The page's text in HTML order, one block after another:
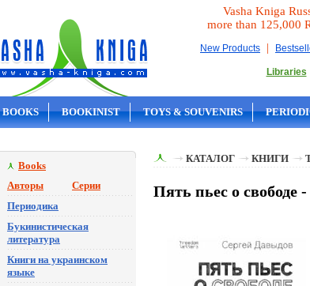
Vasha Kniga
more than 125,000
New Products |
Libraries
BOOKS BOOKINIST TOYS & SOUVENIRS
Books
Авторы
Серии
Периодика
Букинистическая
литература
Книги на украинском
языке
КАТАЛОГ КНИГИ
Пять пьес о свободе